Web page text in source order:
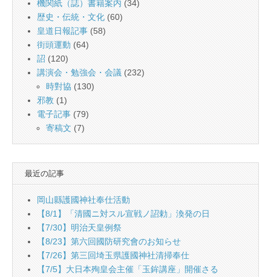
機関紙（誌）書籍案内 (34)
歴史・伝統・文化 (60)
皇道日報記事 (58)
街頭運動 (64)
詔 (120)
講演会・勉強会・会議 (232)
時對協 (130)
邪教 (1)
電子記事 (79)
寄稿文 (7)
最近の記事
岡山縣護國神社奉仕活動
【8/1】「清國ニ対スル宣戦ノ詔勅」渙発の日
【7/30】明治天皇例祭
【8/23】第六回國防研究會のお知らせ
【7/26】第三回埼玉県護國神社清掃奉仕
【7/5】大日本殉皇会主催「玉鉾講座」開催さる